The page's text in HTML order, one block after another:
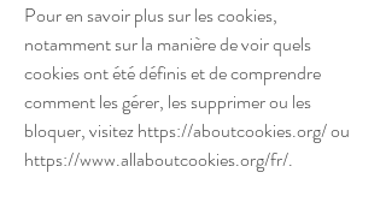
Pour en savoir plus sur les cookies,
notamment sur la manière de voir quels
cookies ont été définis et de comprendre
comment les gérer, les supprimer ou les
bloquer, visitezhttps://aboutcookies.org/ou
https://www.allaboutcookies.org/fr/.